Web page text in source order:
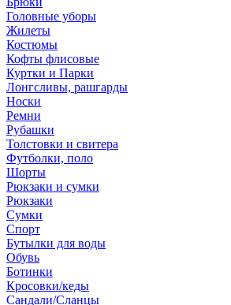
Головные уборы
Жилеты
Костюмы
Кофты флисовые
Куртки и Парки
Лонгсливы, рашгарды
Носки
Ремни
Рубашки
Толстовки и свитера
Футболки, поло
Шорты
Рюкзаки и сумки
Рюкзаки
Сумки
Спорт
Бутылки для воды
Обувь
Ботинки
Кросовки/кеды
Сандали/Сланцы